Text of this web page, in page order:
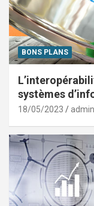
BONS PLANS
systèmes
18/05/2023 admin